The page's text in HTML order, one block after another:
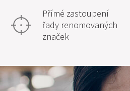
Přímé zastoupení
řady renomovaných
značek